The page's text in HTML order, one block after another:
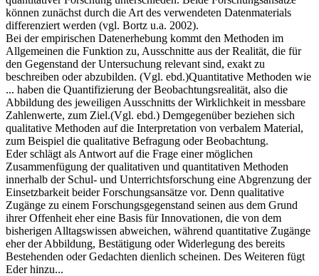
können zunächst durch die Art des verwendeten Datenmaterials
differenziert werden (vgl. Bortz u.a. 2002).
Bei der empirischen Datenerhebung kommt den Methoden im
Allgemeinen die Funktion zu, Ausschnitte aus der Realität, die für
den Gegenstand der Untersuchung relevant sind, exakt zu
beschreiben oder abzubilden. (Vgl. ebd.)Quantitative Methoden wie
... haben die Quantifizierung der Beobachtungsrealität, also die
Abbildung des jeweiligen Ausschnitts der Wirklichkeit in messbare
Zahlenwerte, zum Ziel.(Vgl. ebd.) Demgegenüber beziehen sich
qualitative Methoden auf die Interpretation von verbalem Material,
zum Beispiel die qualitative Befragung oder Beobachtung.
Eder schlägt als Antwort auf die Frage einer möglichen
Zusammenfügung der qualitativen und quantitativen Methoden
innerhalb der Schul- und Unterrichtsforschung eine Abgrenzung der
Einsetzbarkeit beider Forschungsansätze vor. Denn qualitative
Zugänge zu einem Forschungsgegenstand seinen aus dem Grund
ihrer Offenheit eher eine Basis für Innovationen, die von dem
bisherigen Alltagswissen abweichen, während quantitative Zugänge
eher der Abbildung, Bestätigung oder Widerlegung des bereits
Bestehenden oder Gedachten dienlich scheinen. Des Weiteren fügt
Eder hinzu...